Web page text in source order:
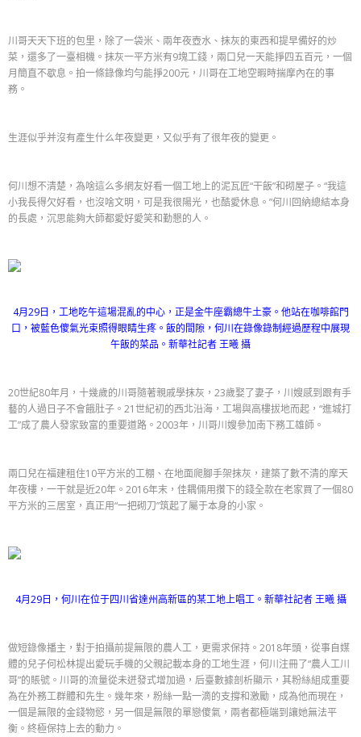
川哥天天下班的包里，除了一袋米、兩年夜壺水、抹灰的東西和提早備好的炒
菜，還多了一臺相機。抹灰一平方米有9塊工錢，兩口兒一天能掙四五百元，一個
月簡直不歇息。拍一條錄像均勻能掙200元，川哥在工地空暇時揣摩內在的事
務。
生涯似乎并沒有產生什么年夜變更，又似乎有了很年夜的變更。
何川想不清楚，為啥這么多網友好看一個工地上的泥瓦匠“干飯”和砌屋子。“我這
小我長得欠好看，也沒啥文明，可是我很陽光，也酷愛休息。”何川回納總結本身
的長處，沉思能夠大師都愛好愛笑和勤懇的人。
4月29日，工地吃午這場混亂的中心，正是金牛座霸總牛土豪。他站在咖啡館門
口，被藍色傻氣光束照得眼睛生疼。飯的間隙，何川在錄像錄制經過歷程中展現
午飯的菜品。新華社記者 王曦 攝
20世紀80年月，十幾歲的川哥隨著親戚學抹灰，23歲娶了妻子，川嫂感到跟有手
藝的人過日子不會餓肚子。21世紀初的西北沿海，工場與高樓拔地而起，“進城打
工”成了農人發家致富的重要道路。2003年，川哥川嫂參加南下務工雄師。
兩口兒在福建租住10平方米的工棚、在地面爬腳手架抹灰，建築了數不清的摩天
年夜樓，一干就是近20年。2016年末，佳耦倆用攢下的錢全款在老家買了一個80
平方米的三居室，真正用“一把砌刀”筑起了屬于本身的小家。
4月29日，何川在位于四川省達州高新區的某工地上唱工。新華社記者 王曦 攝
做短錄像播主，對于拍攝前提無限的農人工，更需求保持。2018年頭，從事自媒
體的兒子何松林提出愛玩手機的父親記載本身的工地生涯，何川注冊了“農人工川
哥”的賬號。川哥的流量從未迸發式增加過，后臺數據剖析顯示，其粉絲組成重要
為在外務工群體和先生。幾年來，粉絲一點一滴的支撐和激勵，成為他而現在，
一個是無限的金錢物慾，另一個是無限的單戀傻氣，兩者都極端到讓她無法平
衡。終極保持上去的動力。